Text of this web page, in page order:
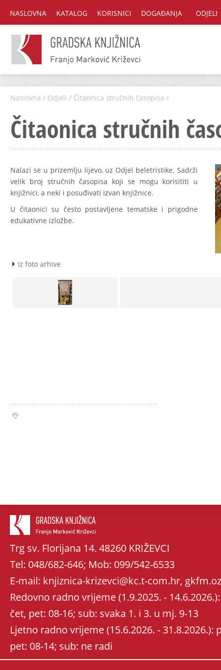
NASLOVNA KATALOG KORISNICI DOGAĐANJA ODJELI
Naslovna / Odjeli / Čitaonica stručnih časopisa /
Čitaonica stručnih
Nalazi se u prizemlju lijevo, uz Odjel beletristike. Sadrži
velik broj stručnih časopisa koji se mogu korisititi u
knjižnici, a neki i posuđivati izvan knjižnice.
U čitaonici su često postavljene tematske i prigodne
edukativne izložbe.
Iz foto arhive
Trg sv. Florijana 14. 48260 KRIŽEVCI
Tel: 048/682-646; Mob: 099/542-6533
E-mail: knjiznica-krizevci@kc.t-com.hr,
Redovno radno vrijeme (1.9.2025. -
čet, pet: 08-16; sub: svaka 1. i 3. u mj. 9-13
Ljetno radno vrijeme (15.6.2026. - 31.8.2026.):
pet: 08-14; sub: ne radi